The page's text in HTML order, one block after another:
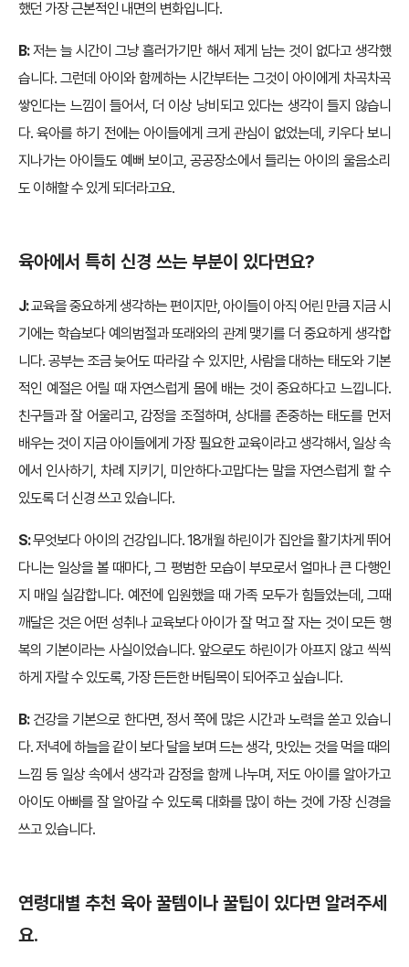
했던 가장 근본적인 내면의 변화입니다.
B:저는 늘 시간이 그냥 흘러가기만 해서 제게 남는 것이 없다고 생각했
습니다. 그런데 아이와 함께하는 시간부터는 그것이 아이에게 차곡차곡
쌓인다는 느낌이 들어서, 더 이상 낭비되고 있다는 생각이 들지 않습니
다. 육아를 하기 전에는 아이들에게 크게 관심이 없었는데, 키우다 보니
지나가는 아이들도 예뻐 보이고, 공공장소에서 들리는 아이의 울음소리
도 이해할 수 있게 되더라고요.
육아에서 특히 신경 쓰는 부분이 있다면요?
J:교육을 중요하게 생각하는 편이지만, 아이들이 아직 어린 만큼 지금 시
기에는 학습보다 예의범절과 또래와의 관계 맺기를 더 중요하게 생각합
니다. 공부는 조금 늦어도 따라갈 수 있지만, 사람을 대하는 태도와 기본
적인 예절은 어릴 때 자연스럽게 몸에 배는 것이 중요하다고 느낍니다.
친구들과 잘 어울리고, 감정을 조절하며, 상대를 존중하는 태도를 먼저
배우는 것이 지금 아이들에게 가장 필요한 교육이라고 생각해서, 일상 속
에서 인사하기, 차례 지키기, 미안하다·고맙다는 말을 자연스럽게 할 수
있도록 더 신경 쓰고 있습니다.
S:무엇보다 아이의 건강입니다. 18개월 하린이가 집안을 활기차게 뛰어
다니는 일상을 볼 때마다, 그 평범한 모습이 부모로서 얼마나 큰 다행인
지 매일 실감합니다. 예전에 입원했을 때 가족 모두가 힘들었는데, 그때
깨달은 것은 어떤 성취나 교육보다 아이가 잘 먹고 잘 자는 것이 모든 행
복의 기본이라는 사실이었습니다. 앞으로도 하린이가 아프지 않고 씩씩
하게 자랄 수 있도록, 가장 든든한 버팀목이 되어주고 싶습니다.
B:건강을 기본으로 한다면, 정서 쪽에 많은 시간과 노력을 쏟고 있습니
다. 저녁에 하늘을 같이 보다 달을 보며 드는 생각, 맛있는 것을 먹을 때의
느낌 등 일상 속에서 생각과 감정을 함께 나누며, 저도 아이를 알아가고
아이도 아빠를 잘 알아갈 수 있도록 대화를 많이 하는 것에 가장 신경을
쓰고 있습니다.
연령대별 추천 육아 꿀템이나 꿀팁이 있다면 알려주세
요.